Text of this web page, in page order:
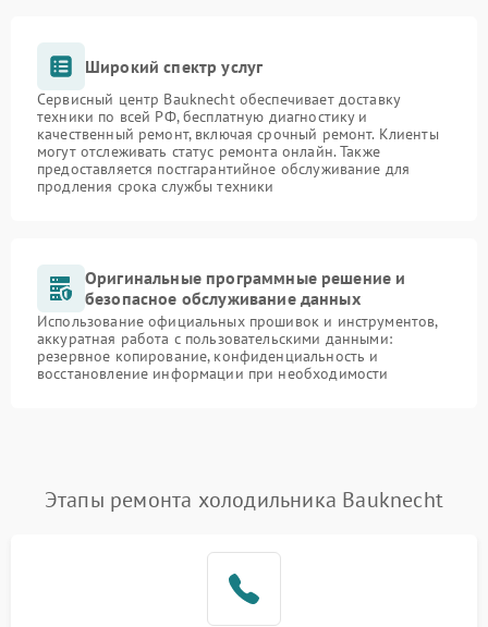
Широкий спектр услуг
Сервисный центр Bauknecht обеспечивает доставку
техники по всей РФ, бесплатную диагностику и
качественный ремонт, включая срочный ремонт. Клиенты
могут отслеживать статус ремонта онлайн. Также
предоставляется постгарантийное обслуживание для
продления срока службы техники
Оригинальные программные решение и
безопасное обслуживание данных
Использование официальных прошивок и инструментов,
аккуратная работа с пользовательскими данными:
резервное копирование, конфиденциальность и
восстановление информации при необходимости
Этапы ремонта холодильника Bauknecht